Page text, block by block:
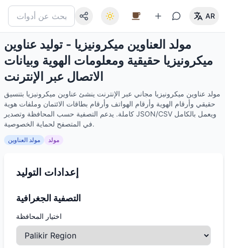
AR
مولد العناوين ميكرونيزيا - توليد عناوين
ميكرونيزيا حقيقية ومعلومات الهوية وبيانات
الاتصال عبر الإنترنت
مولد عناوين ميكرونيزيا مجاني عبر الإنترنت ينشئ عناوين ميكرونيزيا بتنسيق
حقيقي وأرقام الهوية وأرقام الهواتف وأرقام بطاقات الائتمان وملفات هوية
كاملة. يدعم التصفية حسب المحافظة وتصدير JSON/CSV ويعمل بالكامل
في المتصفح لحماية الخصوصية.
مولد العناوين مولد
إعدادات التوليد
التصفية الجغرافية
اختيار المحافظة